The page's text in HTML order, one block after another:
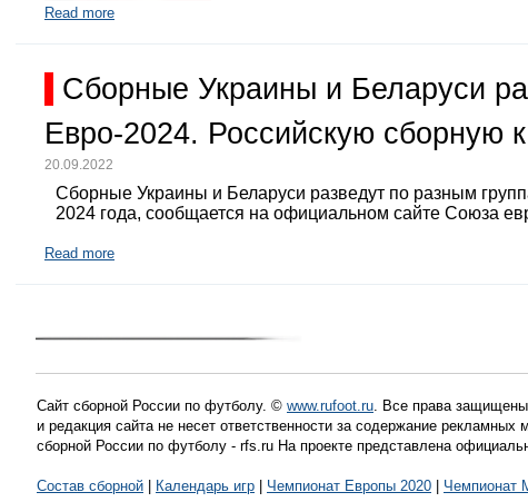
Read more
Сборные Украины и Беларуси
Евро-2024. Российскую сборную
20.09.2022
Сборные Украины и Беларуси разведут по разным
2024 года, сообщается на официальном сайте Союза
Read more
Сайт сборной России по футболу. © www.rufoot.ru. Все права
и редакция сайта не несет ответственности за содержание
сборной России по футболу - rfs.ru На проекте представлена
Состав сборной Календарь игр Чемпионат Европы 2020 Чемпионат